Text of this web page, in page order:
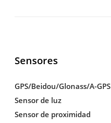
Sensores
GPS/Beidou/Glonass/A-GPS
Sensor de luz
Sensor de proximidad